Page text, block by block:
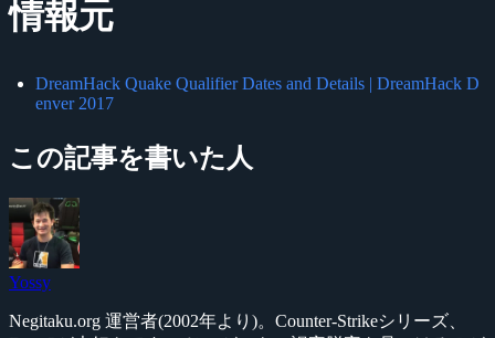
情報元
DreamHack Quake Qualifier Dates and Details | DreamHack D
enver 2017
この記事を書いた人
Yossy
Negitaku.org 運営者(2002年より)。Counter-Strikeシリーズ、